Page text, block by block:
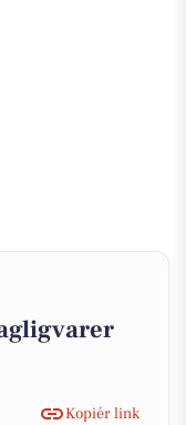
Kopiér link